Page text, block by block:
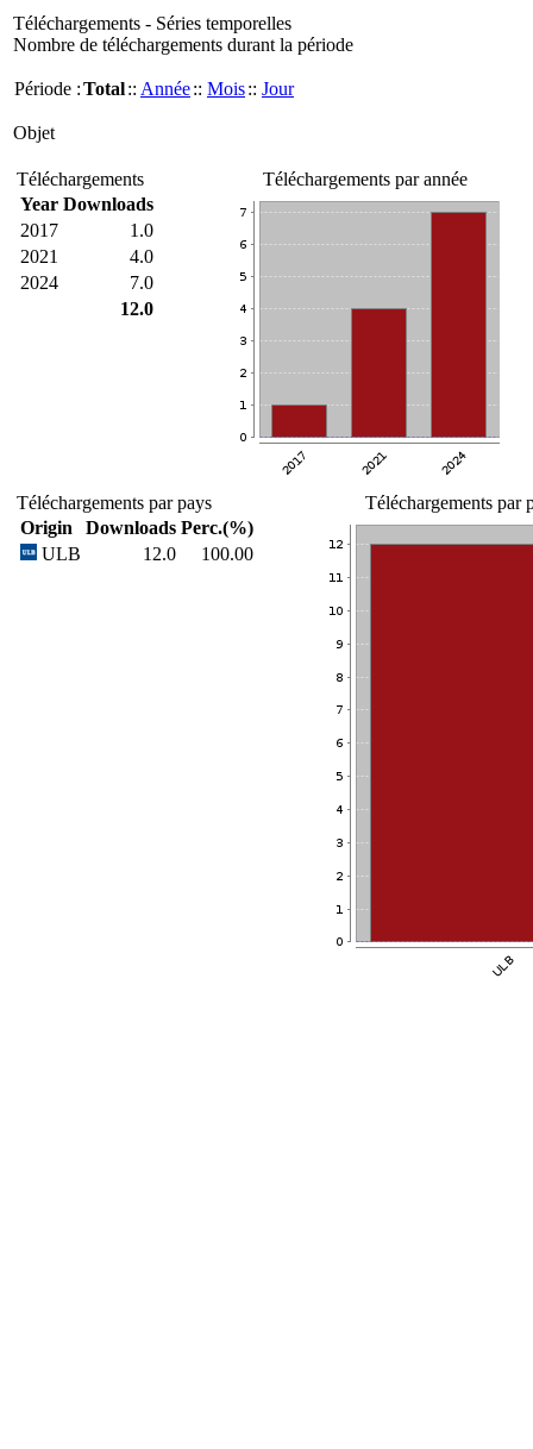
Téléchargements - Séries temporelles
Nombre de téléchargements durant la période
Période :Total:: Année:: Mois:: Jour
Objet
Téléchargements
Year Downloads
2017
1.0
2021
4.0
2024
7.0
12.0
Téléchargements par année
Téléchargements par pays
Origin
Downloads Perc.(%)
ULB
12.0 100.00
Téléchargements par